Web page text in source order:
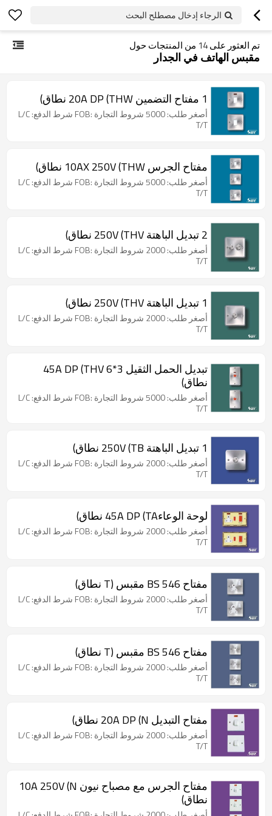
الرجاء إدخال مصطلح البحث
تم العثور على14 من المنتجات حول
مقبس الهاتف في الجدار
1 مفتاح التضمين 20A DP (THW نطاق)
أصغر طلب: 5000 شروط التجارة :FOB شرط الدفع: L/C
T/T
مفتاح الجرس 10AX 250V (THW نطاق)
أصغر طلب: 5000 شروط التجارة :FOB شرط الدفع: L/C
T/T
2 تبديل الباهتة 250V (THV نطاق)
أصغر طلب: 2000 شروط التجارة :FOB شرط الدفع: L/C
T/T
1 تبديل الباهتة 250V (THV نطاق)
أصغر طلب: 2000 شروط التجارة :FOB شرط الدفع: L/C
T/T
تبديل الحمل الثقيل 3*6 45A DP (THV
نطاق)
أصغر طلب: 5000 شروط التجارة :FOB شرط الدفع: L/C
T/T
1 تبديل الباهتة 250V (TB نطاق)
أصغر طلب: 2000 شروط التجارة :FOB شرط الدفع: L/C
T/T
لوحة الوعاء45A DP (TA نطاق)
أصغر طلب: 2000 شروط التجارة :FOB شرط الدفع: L/C
T/T
مفتاح BS 546 مقبس (T نطاق)
أصغر طلب: 2000 شروط التجارة :FOB شرط الدفع: L/C
T/T
مفتاح BS 546 مقبس (T نطاق)
أصغر طلب: 2000 شروط التجارة :FOB شرط الدفع: L/C
T/T
مفتاح التبديل 20A DP (N نطاق)
أصغر طلب: 2000 شروط التجارة :FOB شرط الدفع: L/C
T/T
مفتاح الجرس مع مصباح نيون 10A 250V (N
نطاق)